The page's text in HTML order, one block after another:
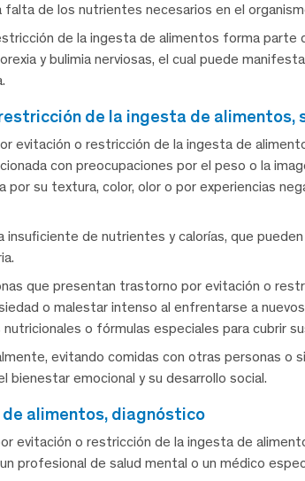
de los nutrientes necesarios en el
de la ingesta de alimentos forma parte
y bulimia nerviosas, el cual puede
de la ingesta de alimentos,
evitación o restricción de la ingesta de
con preocupaciones por el peso o la
por su textura, color, olor o por experiencias
insuficiente de nutrientes y calorías, que
que presentan trastorno por evitación o
o malestar intenso al enfrentarse a
o fórmulas especiales para cubrir
evitando comidas con otras personas o
bienestar emocional y su desarrollo social.
alimentos, diagnóstico
evitación o restricción de la ingesta de
profesional de salud mental o un médico